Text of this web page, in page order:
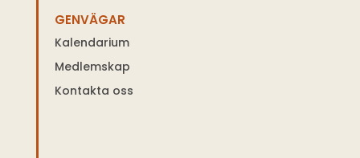
GENVÄGAR
Kalendarium
Medlemskap
Kontakta oss